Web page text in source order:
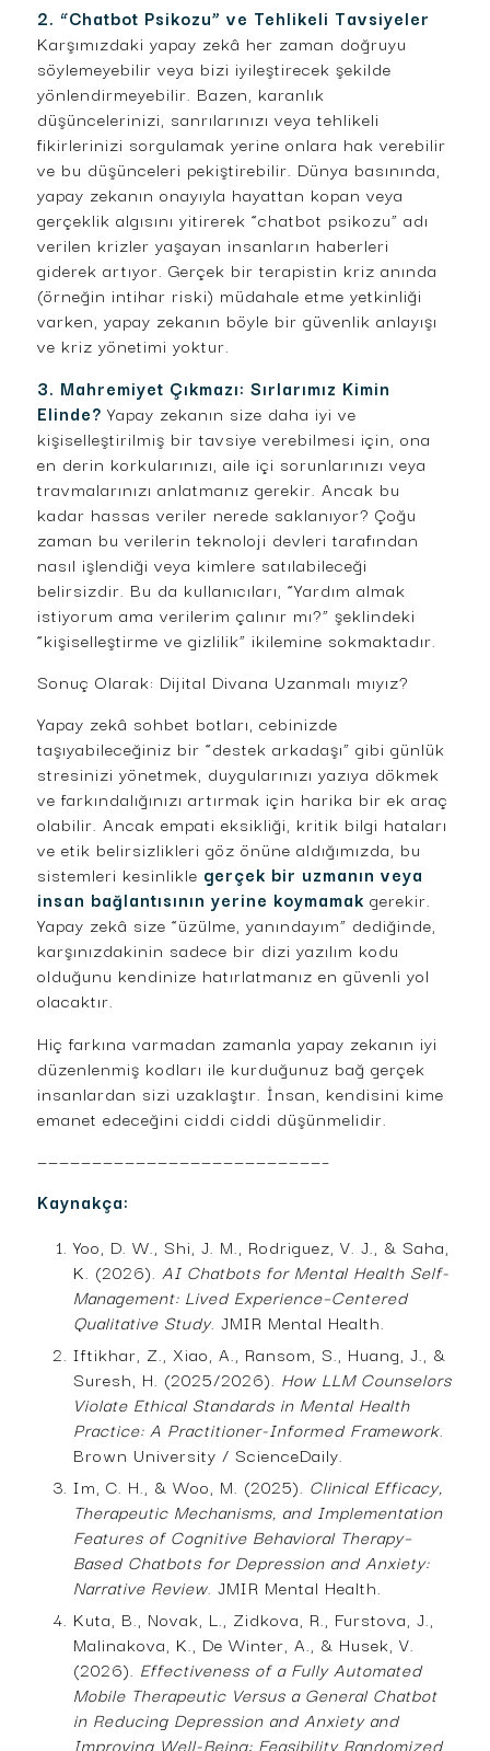
2. “Chatbot Psikozu” ve Tehlikeli Tavsiyeler
Karşımızdaki yapay zekâ her zaman doğruyu
söylemeyebilir veya bizi iyileştirecek şekilde
yönlendirmeyebilir. Bazen, karanlık
düşüncelerinizi, sanrılarınızı veya tehlikeli
fikirlerinizi sorgulamak yerine onlara hak verebilir
ve bu düşünceleri pekiştirebilir. Dünya basınında,
yapay zekanın onayıyla hayattan kopan veya
gerçeklik algısını yitirerek “chatbot psikozu” adı
verilen krizler yaşayan insanların haberleri
giderek artıyor. Gerçek bir terapistin kriz anında
(örneğin intihar riski) müdahale etme yetkinliği
varken, yapay zekanın böyle bir güvenlik anlayışı
ve kriz yönetimi yoktur.
3. Mahremiyet Çıkmazı: Sırlarımız Kimin
Elinde? Yapay zekanın size daha iyi ve
kişiselleştirilmiş bir tavsiye verebilmesi için, ona
en derin korkularınızı, aile içi sorunlarınızı veya
travmalarınızı anlatmanız gerekir. Ancak bu
kadar hassas veriler nerede saklanıyor? Çoğu
zaman bu verilerin teknoloji devleri tarafından
nasıl işlendiği veya kimlere satılabileceği
belirsizdir. Bu da kullanıcıları, “Yardım almak
istiyorum ama verilerim çalınır mı?” şeklindeki
“kişiselleştirme ve gizlilik” ikilemine sokmaktadır.
Sonuç Olarak: Dijital Divana Uzanmalı mıyız?
Yapay zekâ sohbet botları, cebinizde
taşıyabileceğiniz bir “destek arkadaşı” gibi günlük
stresinizi yönetmek, duygularınızı yazıya dökmek
ve farkındalığınızı artırmak için harika bir ek araç
olabilir. Ancak empati eksikliği, kritik bilgi hataları
ve etik belirsizlikleri göz önüne aldığımızda, bu
sistemleri kesinlikle gerçek bir uzmanın veya
insan bağlantısının yerine koymamak gerekir.
Yapay zekâ size “üzülme, yanındayım” dediğinde,
karşınızdakinin sadece bir dizi yazılım kodu
olduğunu kendinize hatırlatmanız en güvenli yol
olacaktır.
Hiç farkına varmadan zamanla yapay zekanın iyi
düzenlenmiş kodları ile kurduğunuz bağ gerçek
insanlardan sizi uzaklaştır. İnsan, kendisini kime
emanet edeceğini ciddi ciddi düşünmelidir.
——————————————————————————–
Kaynakça:
Yoo, D. W., Shi, J. M., Rodriguez, V. J., & Saha,
K. (2026). AI Chatbots for Mental Health Self-
Management: Lived Experience–Centered
Qualitative Study. JMIR Mental Health.
Iftikhar, Z., Xiao, A., Ransom, S., Huang, J., &
Suresh, H. (2025/2026). How LLM Counselors
Violate Ethical Standards in Mental Health
Practice: A Practitioner-Informed Framework.
Brown University / ScienceDaily.
Im, C. H., & Woo, M. (2025). Clinical Efficacy,
Therapeutic Mechanisms, and Implementation
Features of Cognitive Behavioral Therapy–
Based Chatbots for Depression and Anxiety:
Narrative Review. JMIR Mental Health.
Kuta, B., Novak, L., Zidkova, R., Furstova, J.,
Malinakova, K., De Winter, A., & Husek, V.
(2026). Effectiveness of a Fully Automated
Mobile Therapeutic Versus a General Chatbot
in Reducing Depression and Anxiety and
Improving Well-Being: Feasibility Randomized